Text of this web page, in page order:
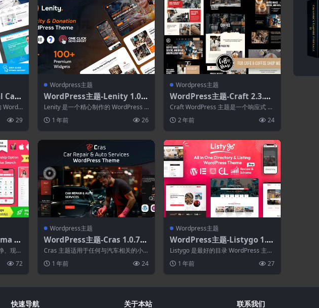
Care
WordP
29
Wordpress主题
WordPress主题-Lenity 1.0.1
–慈善与捐赠WordPress主题
Lenity 是一个精心制作的 WordPress E
1 年前 26
Wordpress主题
WordPress主题-Craft 2.3.2–
咖啡店Cafe餐厅WordPress主
题
Craft WordPress 主题是一个响应式 W
2 年前 24
3.
主题
、现代
72
Wordpress主题
WordPress主题-Cras 1.0.7–
汽车维修和汽车服务WordPre
ss主题
Cras 主题适用于任何与汽车相关的小
1 年前 24
Wordpress主题
WordPress主题-Listygo 1.3.
12–目录和列表WordPress主
题
Listygo 是最好的目录 WordPress 主
1 年前 27
快速导航 关于本站 联系我们